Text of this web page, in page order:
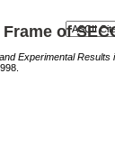
of
Experimental Results